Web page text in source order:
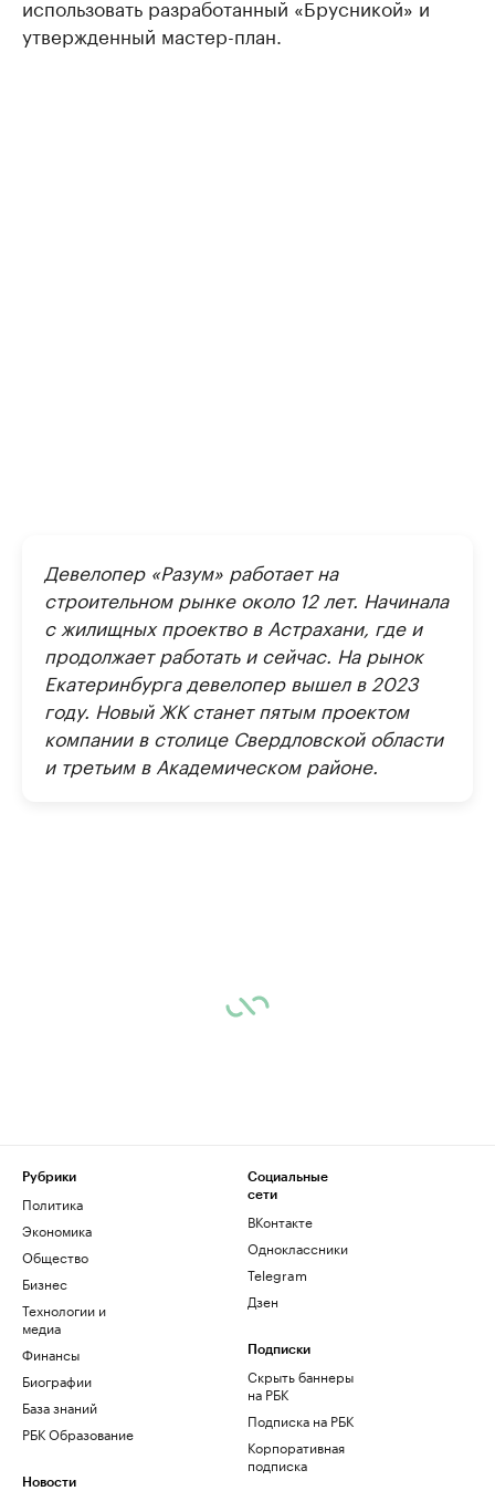
использовать разработанный «Брусникой» и
утвержденный мастер-план.
Девелопер «Разум» работает на
строительном рынке около 12 лет. Начинала
с жилищных проектво в Астрахани, где и
продолжает работать и сейчас. На рынок
Екатеринбурга девелопер вышел в 2023
году. Новый ЖК станет пятым проектом
компании в столице Свердловской области
и третьим в Академическом районе.
Рубрики
Политика
Экономика
Общество
Бизнес
Технологии и
медиа
Финансы
Биографии
База знаний
РБК Образование
Новости
Социальные
сети
ВКонтакте
Одноклассники
Telegram
Дзен
Подписки
Скрыть баннеры
на РБК
Подписка на РБК
Корпоративная
подписка